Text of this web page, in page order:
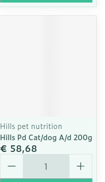
Hills pet nutrition
Hills Pd Cat/dog A/d 200g
€ 58,68
Aantal